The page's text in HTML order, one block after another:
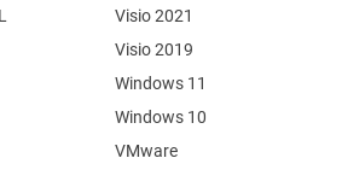
Visio 2021
Visio 2019
Windows 11
Windows 10
VMware